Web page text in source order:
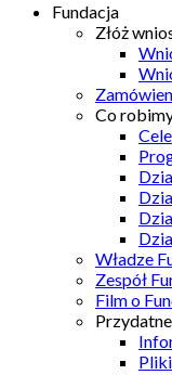
Fundacja
Złóż
Co
Cele
Władze
Zespół
Film o
Przydatne